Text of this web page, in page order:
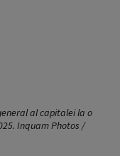
al capitalei la o
Inquam Photos /